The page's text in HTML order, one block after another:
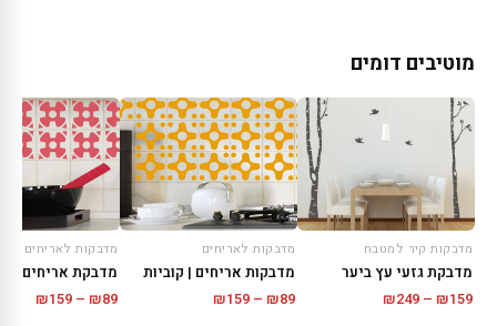
מוטיבים דומים
מדבקות קיר למטבח
מדבקת גזעי עץ ביער
₪159
–
₪249
מדבקות לאריחים
מדבקות אריחים | קוביות
₪89
–
₪159
מדבקות לאריחים
מדבקת אריחים |
₪89
–
₪159